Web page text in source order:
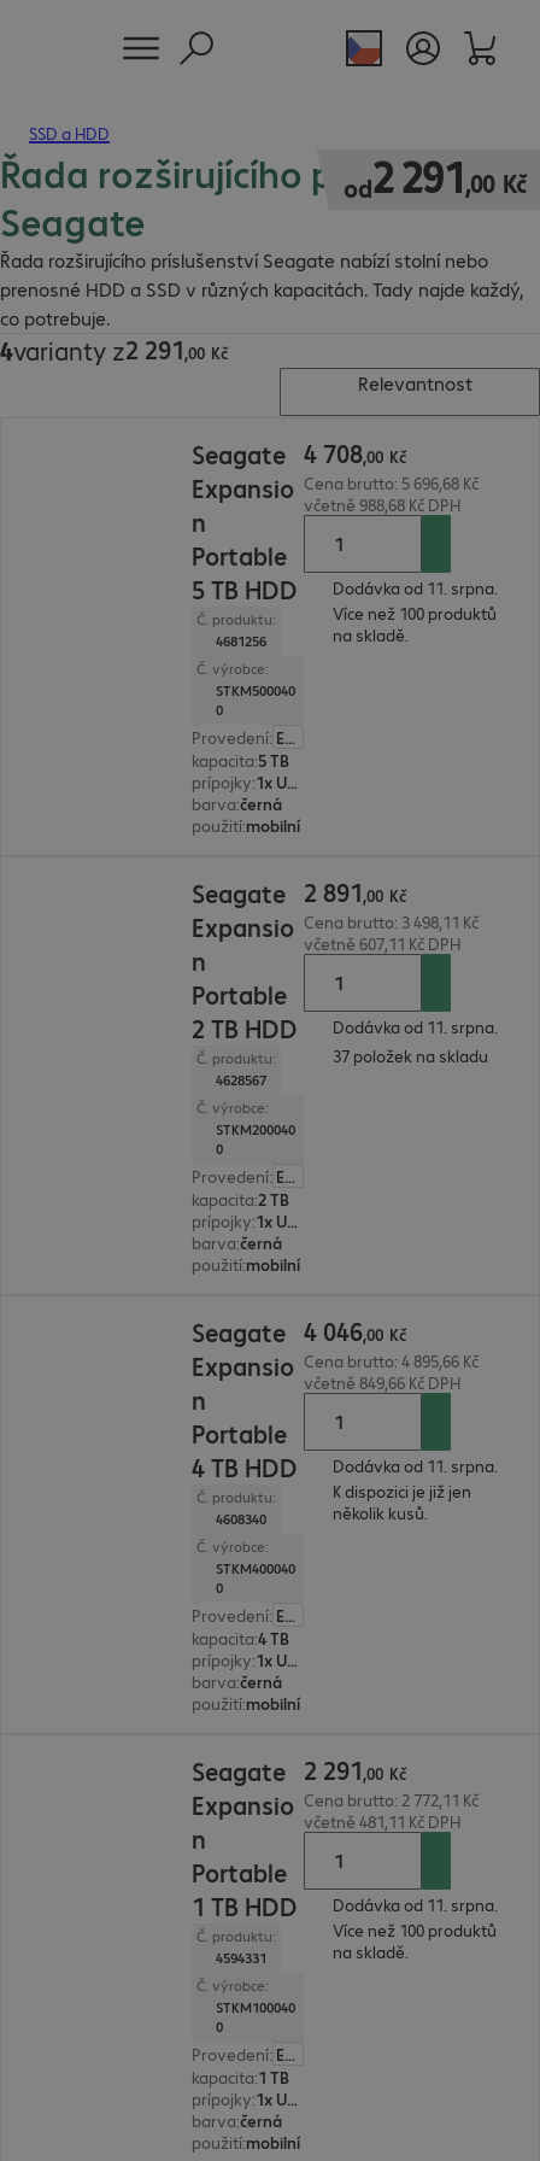
SSD a HDD
Řada rozširujícího príslušenství
Seagate
Řada rozširujícího príslušenství Seagate nabízí stolní nebo
prenosné HDD a SSD v různých kapacitách. Tady najde každý,
co potrebuje.
od2291,00 Kč
2 291,00 Kč
4varianty z2 291,00 Kč
2 291,00 Kč
Relevantnost
Seagate
Expansio
n
Portable
5 TB HDD
Č. produktu:
4681256
Č. výrobce:
STKM500040
0
Provedení: Evropa
kapacita:5 TB
prípojky:
1x USB 3.0 typ microB
barva:černá
použití:mobilní
4 708,00 Kč
Cena brutto: 5 696,68 Kč
včetně 988,68 Kč DPH
Dodávka od 11. srpna.
Více než 100 produktů
na skladě.
Seagate
Expansio
n
Portable
2 TB HDD
Č. produktu:
4628567
Č. výrobce:
STKM200040
0
Provedení: Evropa
kapacita:2 TB
prípojky:
1x USB 3.0 typ microB
barva:černá
použití:mobilní
2 891,00 Kč
Cena brutto: 3 498,11 Kč
včetně 607,11 Kč DPH
Dodávka od 11. srpna.
37 položek na skladu
Seagate
Expansio
n
Portable
4 TB HDD
Č. produktu:
4608340
Č. výrobce:
STKM400040
0
Provedení: Evropa
kapacita:4 TB
prípojky:
1x USB 3.0 typ microB
barva:černá
použití:mobilní
4 046,00 Kč
Cena brutto: 4 895,66 Kč
včetně 849,66 Kč DPH
Dodávka od 11. srpna.
K dispozici je již jen
několik kusů.
Seagate
Expansio
n
Portable
1 TB HDD
Č. produktu:
4594331
Č. výrobce:
STKM100040
0
Provedení: Evropa
kapacita:1 TB
prípojky:
1x USB 3.0 typ microB
barva:černá
použití:mobilní
2 291,00 Kč
Cena brutto: 2 772,11 Kč
včetně 481,11 Kč DPH
Dodávka od 11. srpna.
Více než 100 produktů
na skladě.